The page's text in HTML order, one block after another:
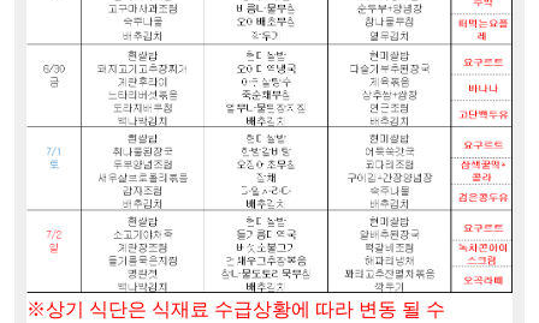
※상기 식단은 식재료 수급상황에 따라 변동 될 수